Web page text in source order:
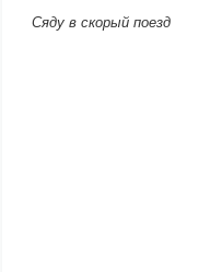
Сяду в скорый поезд